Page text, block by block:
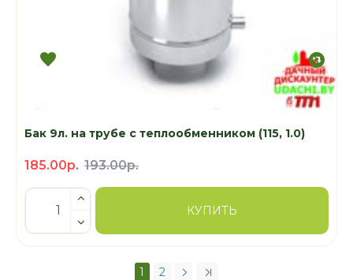
Бак 9л. на трубе с теплообменником (115, 1.0)
185.00р. 193.00р.
КУПИТЬ
1
2